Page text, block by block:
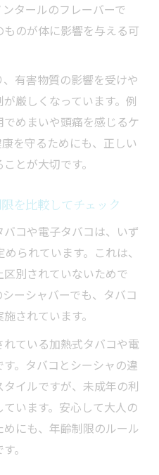
タールのフレーバーで
のが体に影響を与える可
有害物質の影響を受けや
厳しくなっています。例
めまいや頭痛を感じるケ
を守るためにも、正しい
とが大切です。
を比較してチェック
コや電子タバコは、いず
られています。これは、
別されていないためで
ーシャバーでも、タバコ
されています。
ている加熱式タバコや電
。タバコとシーシャの違
イルですが、未成年の利
います。安心して大人の
にも、年齢制限のルール
。